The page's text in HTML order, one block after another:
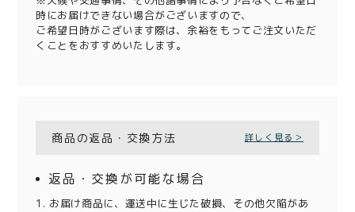
時にお届けできない場合がございますので、
ご希望日時がございます際は、余裕をもってご注文いただ
くことをおすすめいたします。
商品の返品・交換方法 詳しく見る＞
返品・交換が可能な場合
1. お届け商品に、運送中に生じた破損、その他欠陥があ